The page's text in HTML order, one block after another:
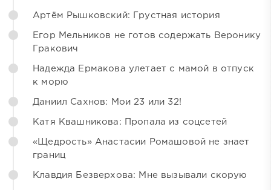
Артём Рышковский: Грустная история
Егор Мельников не готов содержать Веронику
Гракович
Надежда Ермакова улетает с мамой в отпуск
к морю
Даниил Сахнов: Мои 23 или 32!
Катя Квашникова: Пропала из соцсетей
«Щедрость» Анастасии Ромашовой не знает
границ
Клавдия Безверхова: Мне вызывали скорую